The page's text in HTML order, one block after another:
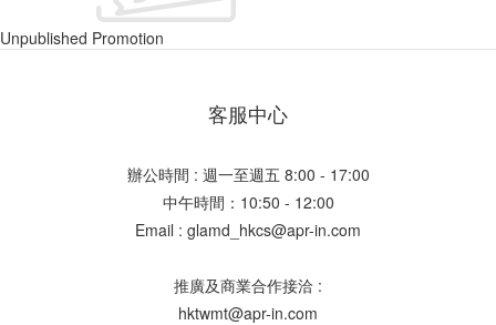
Unpublished Promotion
客服中心
辦公時間 : 週一至週五 8:00 - 17:00
中午時間：10:50 - 12:00
Email : glamd_hkcs@apr-in.com
推廣及商業合作接洽 :
hktwmt@apr-in.com